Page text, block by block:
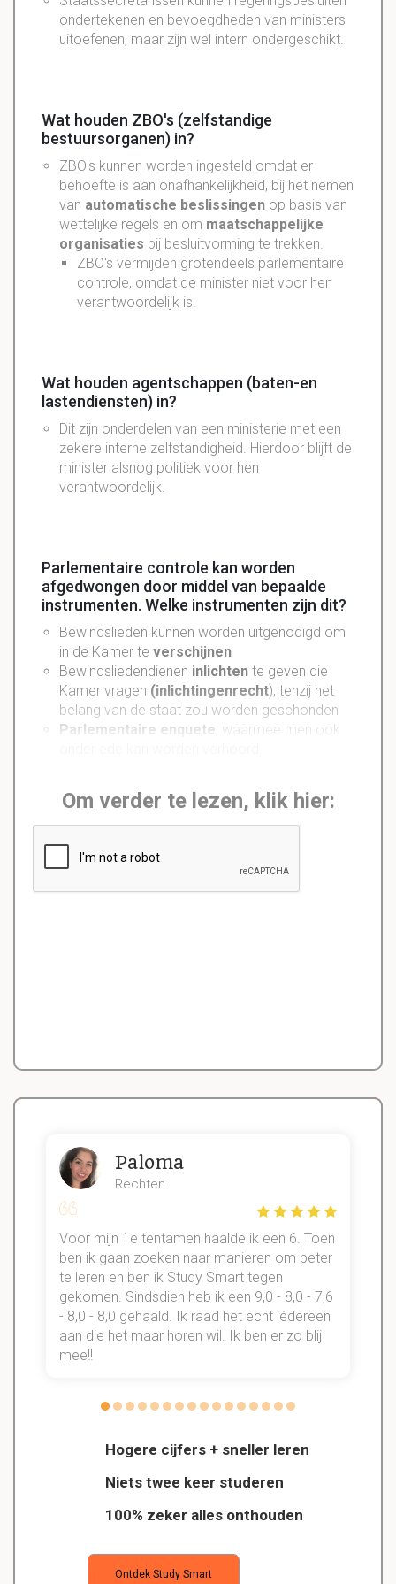
ondertekenen en bevoegdheden van ministers
uitoefenen, maar zijn wel intern ondergeschikt.
Wat houden ZBO's (zelfstandige
bestuursorganen) in?
ZBO's kunnen worden ingesteld omdat er
behoefte is aan onafhankelijkheid, bij het nemen
van automatische beslissingen op basis van
wettelijke regels en om maatschappelijke
organisaties bij besluitvorming te trekken.
ZBO's vermijden grotendeels parlementaire
controle, omdat de minister niet voor hen
verantwoordelijk is.
Wat houden agentschappen (baten-en
lastendiensten) in?
Dit zijn onderdelen van een ministerie met een
zekere interne zelfstandigheid. Hierdoor blijft de
minister alsnog politiek voor hen
verantwoordelijk.
Parlementaire controle kan worden
afgedwongen door middel van bepaalde
instrumenten. Welke instrumenten zijn dit?
Bewindslieden kunnen worden uitgenodigd om
in de Kamer te verschijnen
Bewindsliedendienen inlichten te geven die
Kamer vragen (inlichtingenrecht), tenzij het
belang van de staat zou worden geschonden
Parlementaire enquete ; waarmee men ook
Om verder te lezen, klik hier:
Hogere cijfers + sneller leren
Niets twee keer studeren
100% zeker alles onthouden
Ontdek Study Smart
Paloma
Rechten
Voor mijn 1e tentamen haalde ik een 6. Toen
ben ik gaan zoeken naar manieren om beter
te leren en ben ik Study Smart tegen
gekomen. Sindsdien heb ik een 9,0 - 8,0 - 7,6
- 8,0 - 8,0 gehaald. Ik raad het echt íédereen
aan die het maar horen wil. Ik ben er zo blij
mee!!